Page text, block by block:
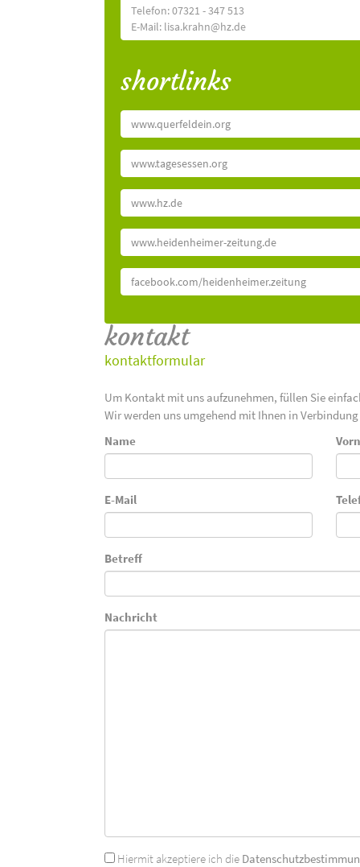
Telefon: 07321 - 347 513
E-Mail: lisa.krahn@hz.de
shortlinks
www.querfeldein.org
www.tagesessen.org
www.hz.de
www.heidenheimer-zeitung.de
facebook.com/heidenheimer.zeitung
kontakt
kontaktformular
Um Kontakt mit uns aufzunehmen, füllen Sie
Wir werden uns umgehend mit Ihnen in
Name
E-Mail
Betreff
Nachricht
Hiermit akzeptiere ich die